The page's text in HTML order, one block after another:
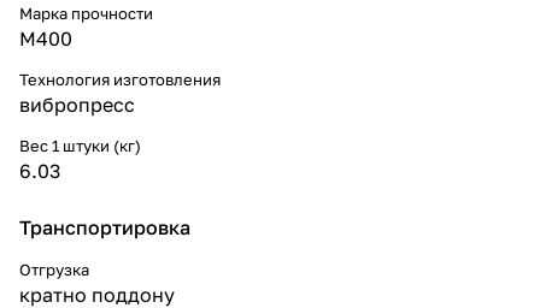
Марка прочности
М400
Технология изготовления
вибропресс
Вес 1 штуки (кг)
6.03
Транспортировка
Отгрузка
кратно поддону